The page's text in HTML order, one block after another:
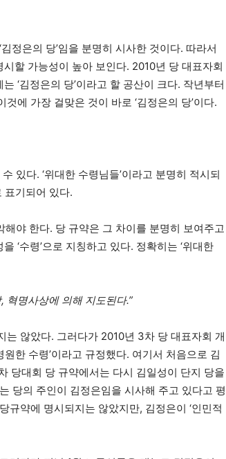
정은의 당’임을 분명히 시사한 것이다. 따라서
할 가능성이 높아 보인다. 2010년 당 대표자회
‘김정은의 당’이라고 할 공산이 크다. 작년부터
에 가장 걸맞은 것이 바로 ‘김정은의 당’이다.
있다. ‘위대한 수령님들’이라고 분명히 적시되
표기되어 있다.
야 한다. 당 규약은 그 차이를 분명히 보여주고
‘수령’으로 지칭하고 있다. 정확히는 ‘위대한
혁명사상에 의해 지도된다.”
는 않았다. 그러다가 2010년 3차 당 대표자회 개
한 수령’이라고 규정했다. 여기서 처음으로 김
당대회 당 규약에서는 다시 김일성이 단지 당을
당의 주인이 김정은임을 시사해 주고 있다고 평
약에 명시되지는 않았지만, 김정은이 ‘인민적